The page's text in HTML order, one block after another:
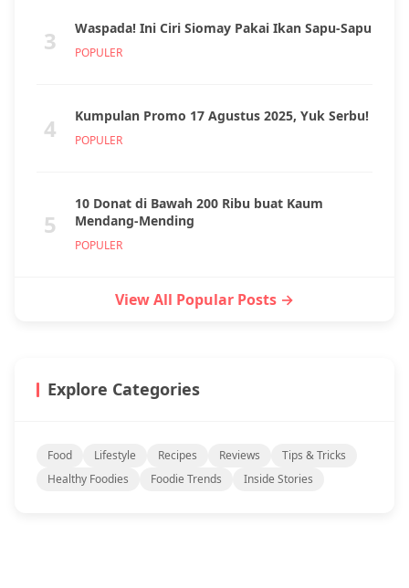
3 Waspada! Ini Ciri Siomay Pakai Ikan Sapu-Sapu
POPULER
4 Kumpulan Promo 17 Agustus 2025, Yuk Serbu!
POPULER
5
10 Donat di Bawah 200 Ribu buat Kaum
Mendang-Mending
POPULER
View All Popular Posts →
Explore Categories
Food Lifestyle Recipes Reviews
Tips & Tricks
Healthy Foodies
Foodie Trends Inside Stories